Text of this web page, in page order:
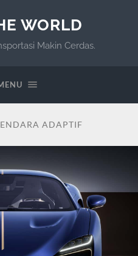
WORLD
Makin Cerdas.
ADAPTIF